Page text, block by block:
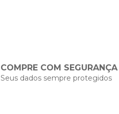
COMPRE COM SEGURANÇA
Seus dados sempre protegidos